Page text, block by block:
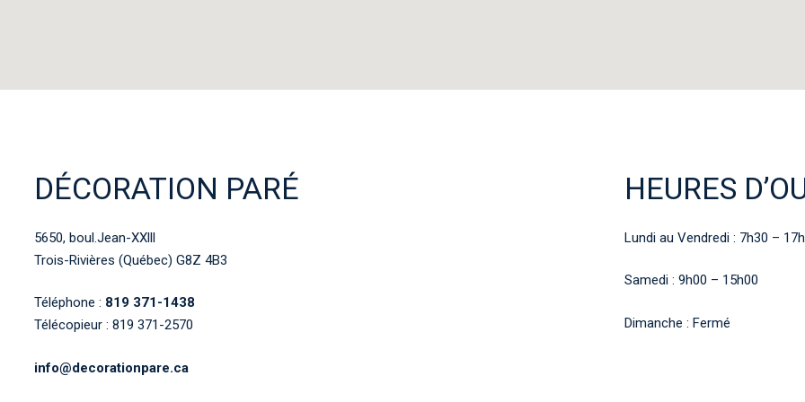
DÉCORATION PARÉ
5650, boul.Jean-XXlll
Trois-Rivières (Québec) G8Z 4B3
Téléphone : 819 371-1438
Télécopieur : 819 371-2570
info@decorationpare.ca
HEURES
Lundi au Vendredi : 7h30 –
Samedi : 9h00 – 15h00
Dimanche : Fermé